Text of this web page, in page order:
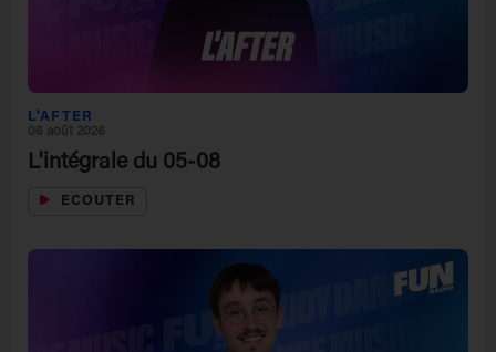
L'AFTER
06 août 2026
L'intégrale du 05-08
ECOUTER